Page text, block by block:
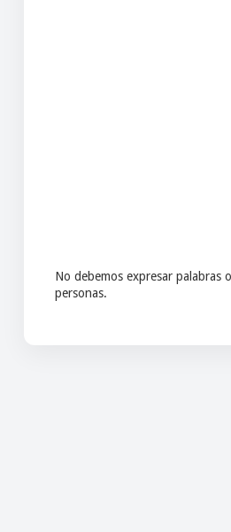
No debemos expresar palabras
personas.